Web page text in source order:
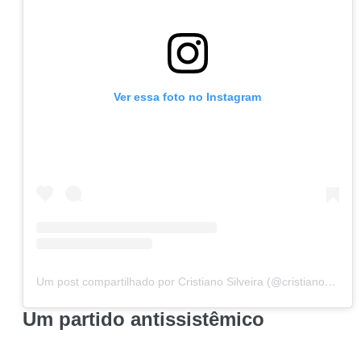
Ver essa foto no Instagram
Um post compartilhado por Cristiano Silveira (@cristianosilveiramg)
Um partido antissistêmico